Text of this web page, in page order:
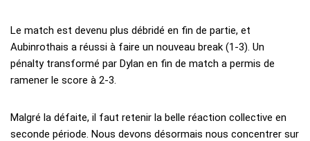
Le match est devenu plus débridé en fin de partie, et
Aubinrothais a réussi à faire un nouveau break (1-3). Un
pénalty transformé par Dylan en fin de match a permis de
ramener le score à 2-3.
Malgré la défaite, il faut retenir la belle réaction collective en
seconde période. Nous devons désormais nous concentrer sur